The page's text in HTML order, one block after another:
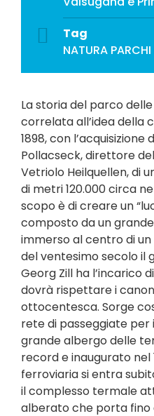
Tag
NATURA PARCHI
La storia del parco
correlata all’idea della
1898, con
Pollacseck, direttore
Vetriolo Heilquellen, di
di metri 120.000 circa
scopo è di creare un
composto da un
immerso al centro di un
del ventesimo secolo il
Georg Zill ha l’incarico
dovrà rispettare i
ottocentesca. Sorge
rete di passeggiate
grande albergo delle
record e inaugurato nel
ferroviaria si entra
il complesso termale
alberato che porta fino